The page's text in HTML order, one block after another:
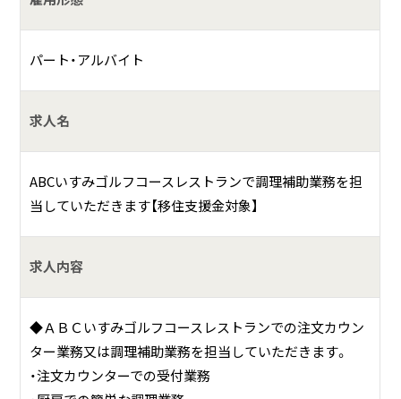
パート・アルバイト
求人名
ABCいすみゴルフコースレストランで調理補助業務を担
当していただきます【移住支援金対象】
求人内容
◆ＡＢＣいすみゴルフコースレストランでの注文カウン
ター業務又は調理補助業務を担当していただきます。
・注文カウンターでの受付業務